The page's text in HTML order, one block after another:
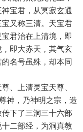
宝君，从冥寂玄通
又称三清。天宝君
君治在上清境，即
即大赤天，其气玄
名号虽殊，却本同
、上清灵宝天尊、
神，乃神明之宗，造
下了三洞三十六部
二部经，为洞真教